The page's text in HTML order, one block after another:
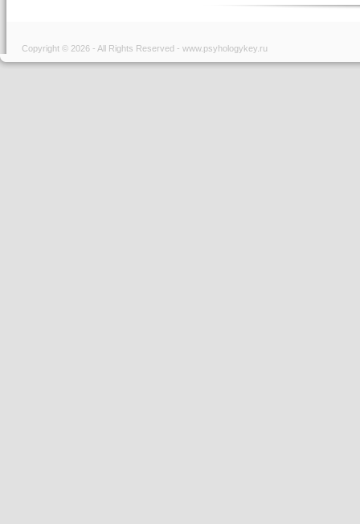
Copyright © 2026 - All Rights Reserved - www.psyhologykey.ru